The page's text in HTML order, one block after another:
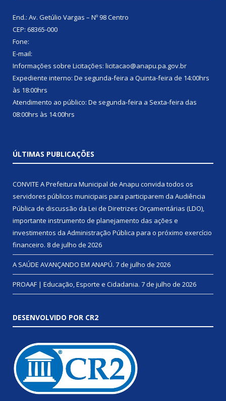
End.: Av. Getúlio Vargas – Nº 98 Centro
CEP: 68365-000
Fone:
E-mail:
Informações sobre Licitações: licitacao@anapu.pa.gov.br
Expediente interno: De segunda-feira a Quinta-feira de 14:00hrs
às 18:00hrs
Atendimento ao público: De segunda-feira a Sexta-feira das
08:00hrs às 14:00hrs
ÚLTIMAS PUBLICAÇÕES
CONVITE A Prefeitura Municipal de Anapu convida todos os
servidores públicos municipais para participarem da Audiência
Pública de discussão da Lei de Diretrizes Orçamentárias (LDO),
importante instrumento de planejamento das ações e
investimentos da Administração Pública para o próximo exercício
financeiro. 8 de julho de 2026
A SAÚDE AVANÇANDO EM ANAPÚ. 7 de julho de 2026
PROAAF | Educação, Esporte e Cidadania. 7 de julho de 2026
DESENVOLVIDO POR CR2